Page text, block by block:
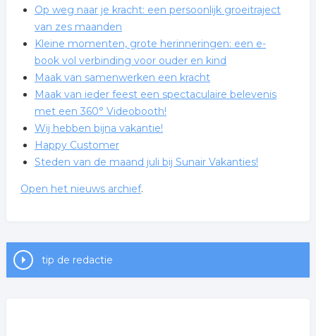
Op weg naar je kracht: een persoonlijk groeitraject
van zes maanden
Kleine momenten, grote herinneringen: een e-
book vol verbinding voor ouder en kind
Maak van samenwerken een kracht
Maak van ieder feest een spectaculaire belevenis
met een 360° Videobooth!
Wij hebben bijna vakantie!
Happy Customer
Steden van de maand juli bij Sunair Vakanties!
Open het nieuws archief.
Geef jouw creativiteit kleur met de nieuwe
DARWI MARBEL Markers
tip de redactie